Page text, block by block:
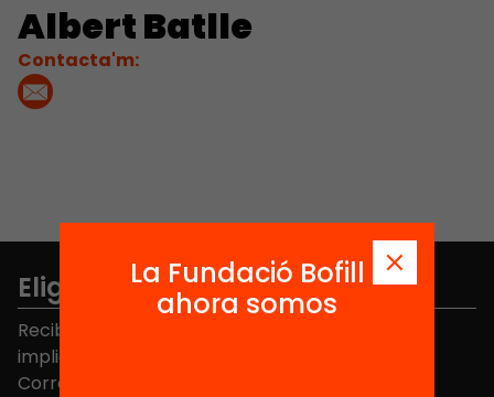
Albert Batlle
Contacta'm:
Elige equidad
Recibe contenidos, iniciativas y proyectos para
implicarte.
Correo electrónico
La Fundació Bofill
ahora somos